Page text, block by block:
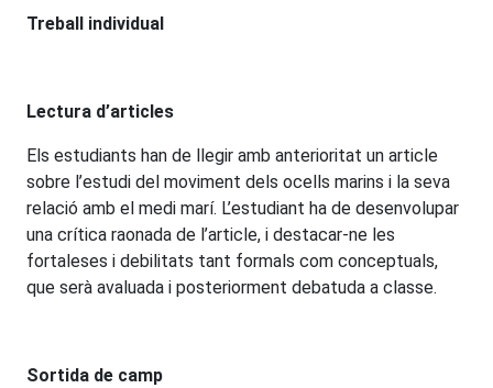
Treball individual
Lectura d’articles
Els estudiants han de llegir amb anterioritat un article
sobre l’estudi del moviment dels ocells marins i la seva
relació amb el medi marí. L’estudiant ha de desenvolupar
una crítica raonada de l’article, i destacar-ne les
fortaleses i debilitats tant formals com conceptuals,
que serà avaluada i posteriorment debatuda a classe.
Sortida de camp